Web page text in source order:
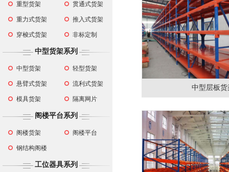
重型货架 贯通式货架
重力式货架 推入式货架
穿梭式货架 非标定制
中型货架系列
中型货架 轻型货架
悬臂式货架 流利式货架
模具货架 隔离网片
阁楼平台系列
阁楼货架 阁楼平台
钢结构阁楼
工位器具系列
中型层板货